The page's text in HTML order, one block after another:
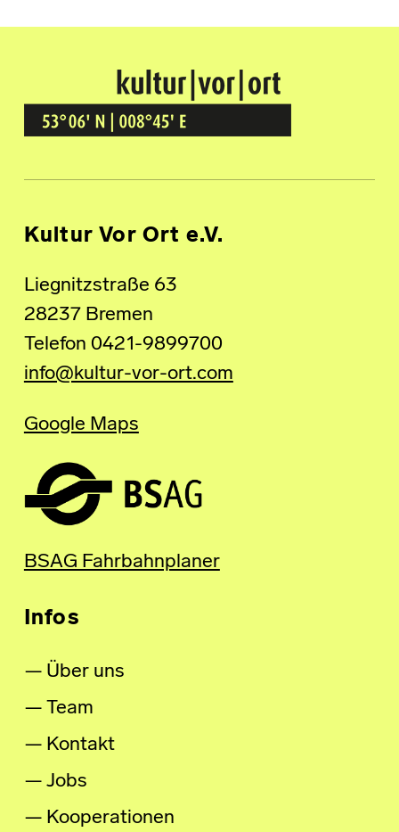
Kultur Vor Ort
BREMEN GRÖPELINGEN
Kultur Vor Ort e.V.
Liegnitzstraße 63
28237 Bremen
Telefon 0421-9899700
info@kultur-vor-ort.com
Google Maps
BSAG Fahrbahnplaner
Infos
Über uns
Team
Kontakt
Jobs
Kooperationen